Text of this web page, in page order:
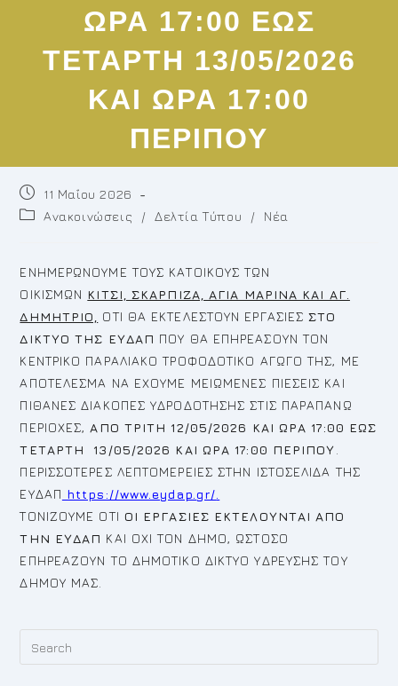
ΩΡΑ 17:00 ΕΩΣ
ΤΕΤΑΡΤΗ 13/05/2026
ΚΑΙ ΩΡΑ 17:00
ΠΕΡΙΠΟΥ
Post
published:
11 Μαΐου 2026
PostΑνακοινώσεις / Δελτία Τύπου / Νέα
ΕΝΗΜΕΡΩΝΟΥΜΕ ΤΟΥΣ ΚΑΤΟΙΚΟΥΣ ΤΩΝ
ΟΙΚΙΣΜΩΝ ΚΙΤΣΙ, ΣΚΑΡΠΙΖΑ, ΑΓΙΑ ΜΑΡΙΝΑ ΚΑΙ ΑΓ.
ΔΗΜΗΤΡΙΟ,
ΟΤΙ ΘΑ ΕΚΤΕΛΕΣΤΟΥΝ ΕΡΓΑΣΙΕΣΣΤΟ
ΔΙΚΤΥΟ ΤΗΣ ΕΥΔΑΠ ΠΟΥ ΘΑ ΕΠΗΡΕΑΣΟΥΝ ΤΟΝ
ΚΕΝΤΡΙΚΟ ΠΑΡΑΛΙΑΚΟ ΤΡΟΦΟΔΟΤΙΚΟ ΑΓΩΓΟ ΤΗΣ, ΜΕ
ΑΠΟΤΕΛΕΣΜΑ ΝΑ ΕΧΟΥΜΕ ΜΕΙΩΜΕΝΕΣ ΠΙΕΣΕΙΣ ΚΑΙ
ΠΙΘΑΝΕΣ ΔΙΑΚΟΠΕΣ ΥΔΡΟΔΟΤΗΣΗΣ ΣΤΙΣ ΠΑΡΑΠΑΝΩ
ΠΕΡΙΟΧΕΣ, ΑΠΟ ΤΡΙΤΗ 12/05/2026 ΚΑΙ ΩΡΑ 17:00 ΕΩΣ
ΤΕΤΑΡΤΗ 13/05/2026 ΚΑΙ ΩΡΑ 17:00 ΠΕΡΙΠΟΥ
ΠΕΡΙΣΣΟΤΕΡΕΣ ΛΕΠΤΟΜΕΡΕΙΕΣ ΣΤΗΝ ΙΣΤΟΣΕΛΙΔΑ ΤΗΣ
ΕΥΔΑΠ https://www.eydap.gr/
ΤΟΝΙΖΟΥΜΕ ΟΤΙ ΟΙ ΕΡΓΑΣΙΕΣ ΕΚΤΕΛΟΥΝΤΑΙ ΑΠΟ
ΤΗΝ ΕΥΔΑΠ ΚΑΙ ΟΧΙ ΤΟΝ ΔΗΜΟ, ΩΣΤΟΣΟ
ΕΠΗΡΕΑΖΟΥΝ ΤΟ ΔΗΜΟΤΙΚΟ ΔΙΚΤΥΟ ΥΔΡΕΥΣΗΣ ΤΟΥ
ΔΗΜΟΥ ΜΑΣ.